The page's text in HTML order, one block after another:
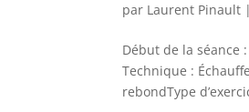
par Laurent Pinault |
Début de la séance
Technique :
rebondType